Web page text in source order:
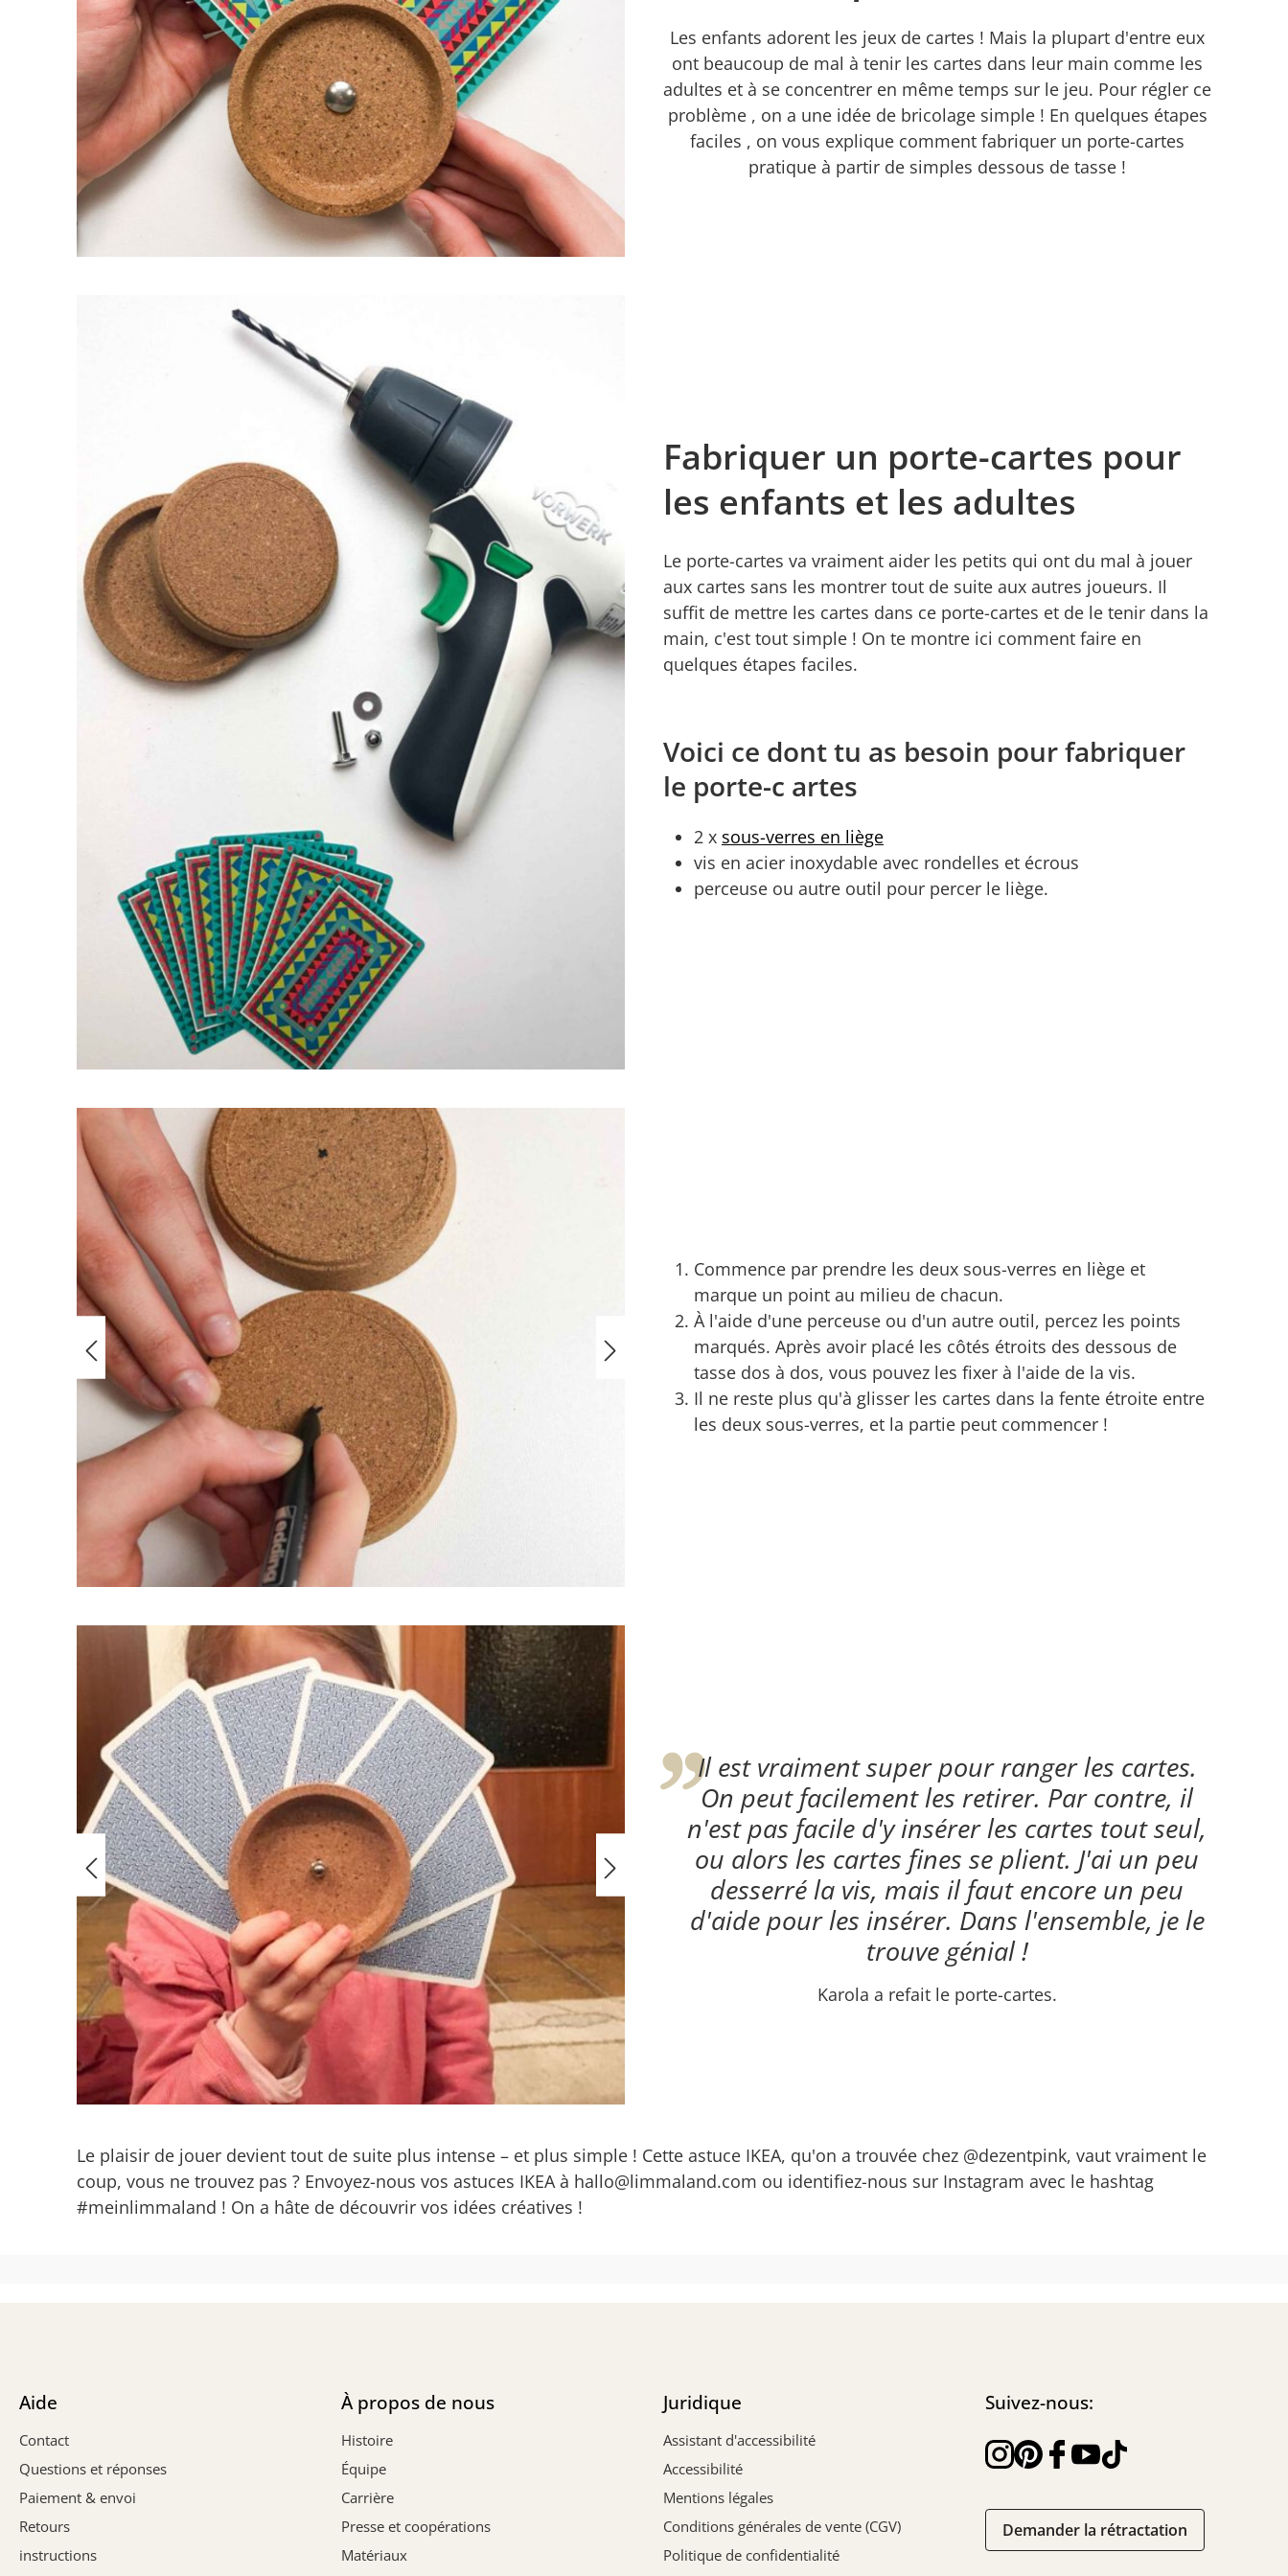
Les enfants adorent les jeux de cartes ! Mais la plupart d'entre eux
ont beaucoup de mal à tenir les cartes dans leur main comme les
adultes et à se concentrer en même temps sur le jeu. Pour régler ce
problème , on a une idée de bricolage simple ! En quelques étapes
faciles , on vous explique comment fabriquer un porte-cartes
pratique à partir de simples dessous de tasse !
Fabriquer un porte-cartes pour
les enfants et les adultes
Le porte-cartes va vraiment aider les petits qui ont du mal à jouer
aux cartes sans les montrer tout de suite aux autres joueurs. Il
suffit de mettre les cartes dans ce porte-cartes et de le tenir dans la
main, c'est tout simple ! On te montre ici comment faire en
quelques étapes faciles.
Voici ce dont tu as besoin pour fabriquer
le porte-c artes
2 x sous-verres en liège
vis en acier inoxydable avec rondelles et écrous
perceuse ou autre outil pour percer le liège.
Commence par prendre les deux sous-verres en liège et
marque un point au milieu de chacun.
À l'aide d'une perceuse ou d'un autre outil, percez les points
marqués. Après avoir placé les côtés étroits des dessous de
tasse dos à dos, vous pouvez les fixer à l'aide de la vis.
Il ne reste plus qu'à glisser les cartes dans la fente étroite entre
les deux sous-verres, et la partie peut commencer !
Il est vraiment super pour ranger les cartes.
On peut facilement les retirer. Par contre, il
n'est pas facile d'y insérer les cartes tout seul,
ou alors les cartes fines se plient. J'ai un peu
desserré la vis, mais il faut encore un peu
d'aide pour les insérer. Dans l'ensemble, je le
trouve génial !
Karola a refait le porte-cartes.
Le plaisir de jouer devient tout de suite plus intense – et plus simple ! Cette astuce IKEA, qu'on a trouvée chez @dezentpink, vaut vraiment le
coup, vous ne trouvez pas ? Envoyez-nous vos astuces IKEA à hallo@limmaland.com ou identifiez-nous sur Instagram avec le hashtag
#meinlimmaland ! On a hâte de découvrir vos idées créatives !
Aide
Contact
Questions et réponses
Paiement & envoi
Retours
instructions
À propos de nous
Histoire
Équipe
Carrière
Presse et coopérations
Matériaux
Juridique
Assistant d'accessibilité
Accessibilité
Mentions légales
Conditions générales de vente (CGV)
Politique de confidentialité
Suivez-nous:
Demander la rétractation